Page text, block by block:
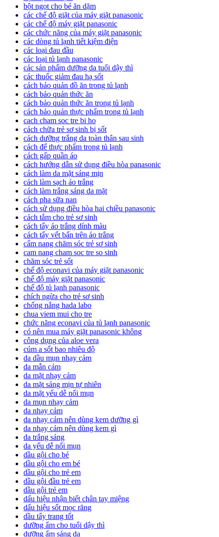
bột ngọt cho bé ăn dặm
các chế độ giặt của máy giặt panasonic
các chế độ máy giặt panasonic
các chức năng của máy giặt panasonic
các dòng tủ lạnh tiết kiệm điện
các loại đau đầu
các loại tủ lạnh panasonic
các sản phẩm dưỡng da tuổi dậy thì
các thuốc giảm đau hạ sốt
cách bảo quản đồ ăn trong tủ lạnh
cách bảo quản thức ăn
cách bảo quản thức ăn trong tủ lạnh
cách bảo quản thực phẩm trong tủ lạnh
cach cham soc tre bi ho
cách chữa trẻ sơ sinh bị sốt
cách dưỡng trắng da toàn thân sau sinh
cách để thực phẩm trong tủ lạnh
cách gấp quần áo
cách hướng dẫn sử dụng điều hòa panasonic
cách làm da mặt sáng mịn
cách làm sạch áo trắng
cách làm trắng sáng da mặt
cách pha sữa nan
cách sử dụng điều hòa hai chiều panasonic
cách tắm cho trẻ sơ sinh
cách tẩy áo trắng dính màu
cách tẩy vết bẩn trên áo trắng
cẩm nang chăm sóc trẻ sơ sinh
cam nang cham soc tre so sinh
chăm sóc trẻ sốt
chế độ econavi của máy giặt panasonic
chế độ máy giặt panasonic
chế độ tủ lạnh panasonic
chích ngừa cho trẻ sơ sinh
chống nắng hada labo
chua viem mui cho tre
chức năng econavi của tủ lạnh panasonic
có nên mua máy giặt panasonic không
công dụng của aloe vera
cúm a sốt bao nhiêu độ
da dầu mụn nhạy cảm
da mẫn cảm
da mặt nhạy cảm
da mặt sáng mịn tự nhiên
da mặt yếu dễ nổi mụn
da mụn nhạy cảm
da nhạy cảm
da nhạy cảm nên dùng kem dưỡng gì
da nhạy cảm nên dùng kem gì
da trắng sáng
da yếu dễ nổi mụn
dầu gội cho bé
dầu gội cho em bé
dầu gội cho trẻ em
dầu gội đầu trẻ em
dầu gội trẻ em
dấu hiệu nhận biết chân tay miệng
dấu hiệu sốt mọc răng
dầu tẩy trang tốt
dưỡng ẩm cho tuổi dậy thì
dưỡng ẩm sáng da